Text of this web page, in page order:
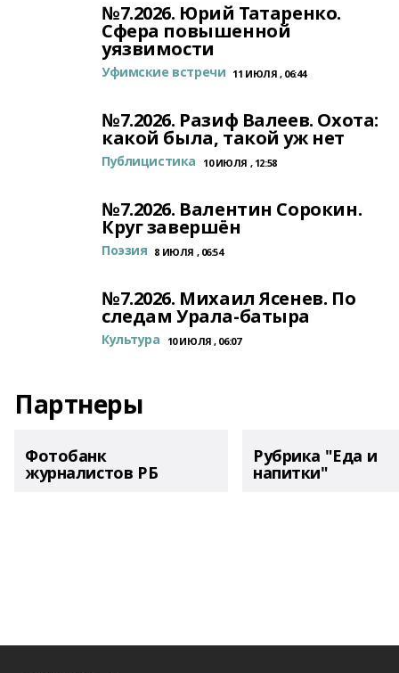
№7.2026. Юрий Татаренко.
Сфера повышенной
уязвимости
Уфимские встречи 11 ИЮЛЯ , 06:44
№7.2026. Разиф Валеев. Охота:
какой была, такой уж нет
Публицистика 10 ИЮЛЯ , 12:58
№7.2026. Валентин Сорокин.
Круг завершён
Поэзия 8 ИЮЛЯ , 06:54
№7.2026. Михаил Ясенев. По
следам Урала-батыра
Культура 10 ИЮЛЯ , 06:07
Партнеры
Фотобанк
журналистов РБ
Рубрика "Еда и
напитки"